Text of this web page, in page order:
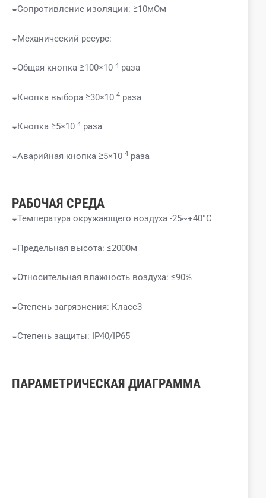
◒Сопротивление изоляции: ≥10мОм
◒Механический ресурс:
◒Общая кнопка ≥100×10 4 раза
◒Кнопка выбора ≥30×10 4 раза
◒Кнопка ≥5×10 4 раза
◒Аварийная кнопка ≥5×10 4 раза
РАБОЧАЯ СРЕДА
◒Температура окружающего воздуха -25~+40°C
◒Предельная высота: ≤2000м
◒Относительная влажность воздуха: ≤90%
◒Степень загрязнения: Класс3
◒Степень защиты: IP40/IP65
ПАРАМЕТРИЧЕСКАЯ ДИАГРАММА